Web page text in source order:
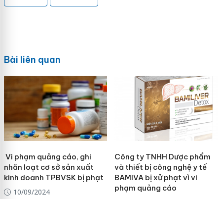
Bài liên quan
Vi phạm quảng cáo, ghi
nhãn loạt cơ sở sản xuất
kinh doanh TPBVSK bị phạt
10/09/2024
Công ty TNHH Dược phẩm
và thiết bị công nghệ y tế
BAMIVA bị xử phạt vì vi
phạm quảng cáo